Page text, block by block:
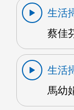
生活
蔡佳
生活
馬幼